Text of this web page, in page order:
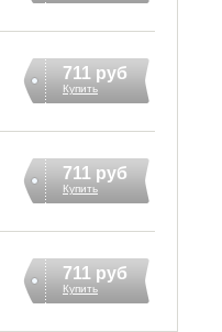
711 руб
Купить
711 руб
Купить
711 руб
Купить